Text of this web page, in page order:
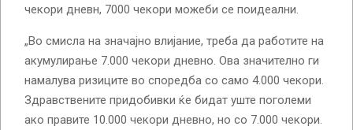
чекори дневн, 7000 чекори можеби се поидеални.
„Во смисла на значајно влијание, треба да работите на
акумулирање 7.000 чекори дневно. Ова значително ги
намалува ризиците во споредба со само 4.000 чекори.
Здравствените придобивки ќе бидат уште поголеми
ако правите 10.000 чекори дневно, но со 7.000 чекори.